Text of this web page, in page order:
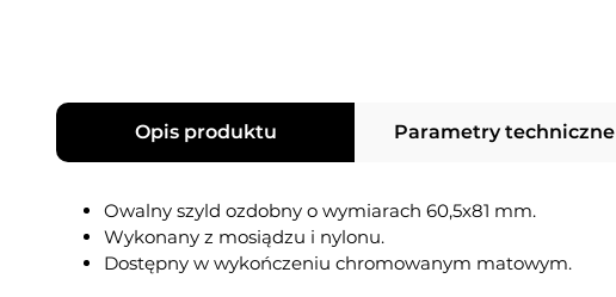
Opis produktu Parametry techniczne
Owalny szyld ozdobny o wymiarach 60,5x81 mm.
Wykonany z mosiądzu i nylonu.
Dostępny w wykończeniu chromowanym matowym.